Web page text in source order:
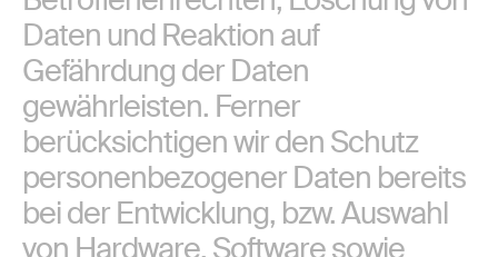
Daten und Reaktion auf
Gefährdung der Daten
gewährleisten. Ferner
berücksichtigen wir den Schutz
personenbezogener Daten bereits
bei der Entwicklung, bzw. Auswahl
von Hardware, Software sowie